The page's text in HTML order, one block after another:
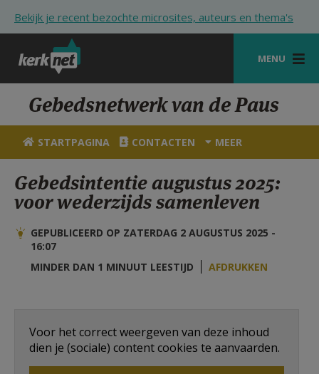
Bekijk je recent bezochte microsites, auteurs en thema's
MENU
STARTPAGINA
KERK
VIERINGEN
SHOP
HULP
STARTPAGINA PORTAAL
AANMELDEN OF REGISTREREN
Gebedsnetwerk van de Paus
STARTPAGINA CONTACTEN MEER
Gebedsintentie augustus 2025:
voor wederzijds samenleven
GEPUBLICEERD OP ZATERDAG 2 AUGUSTUS 2025 -
16:07
MINDER DAN 1 MINUUT LEESTIJD
AFDRUKKEN
Voor het correct weergeven van deze inhoud
dien je (sociale) content cookies te aanvaarden.